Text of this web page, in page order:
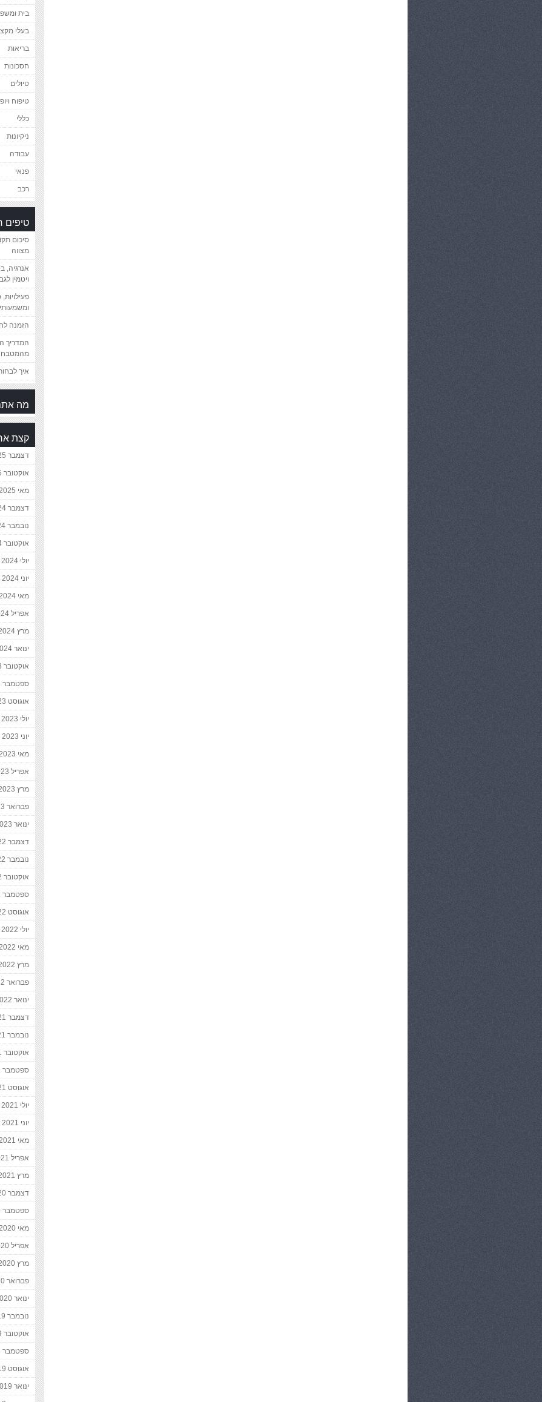
בית
בעלי
בריאות
חסכונות
טיולים
טיפוח
כללי
ניקיונות
עבודה
פנאי
רכב
טיפים
סיכום
מצווה
אנרגיה,
ויטמין
הזמנה
המדריך
מהמטבח
איך
מה
קצת
דצמבר 2025
אוקטובר 2025
מאי 2025
דצמבר 2024
נובמבר 2024
אוקטובר 2024
יולי 2024
יוני 2024
מאי 2024
אפריל 2024
מרץ 2024
ינואר 2024
אוקטובר 2023
ספטמבר 2023
אוגוסט 2023
יולי 2023
יוני 2023
מאי 2023
אפריל 2023
מרץ 2023
פברואר 2023
ינואר 2023
דצמבר 2022
נובמבר 2022
אוקטובר 2022
ספטמבר 2022
אוגוסט 2022
יולי 2022
מאי 2022
מרץ 2022
פברואר 2022
ינואר 2022
דצמבר 2021
נובמבר 2021
אוקטובר 2021
ספטמבר 2021
אוגוסט 2021
יולי 2021
יוני 2021
מאי 2021
אפריל 2021
מרץ 2021
דצמבר 2020
ספטמבר 2020
מאי 2020
אפריל 2020
מרץ 2020
פברואר 2020
ינואר 2020
נובמבר 2019
אוקטובר 2019
ספטמבר 2019
אוגוסט 2019
ינואר 2019